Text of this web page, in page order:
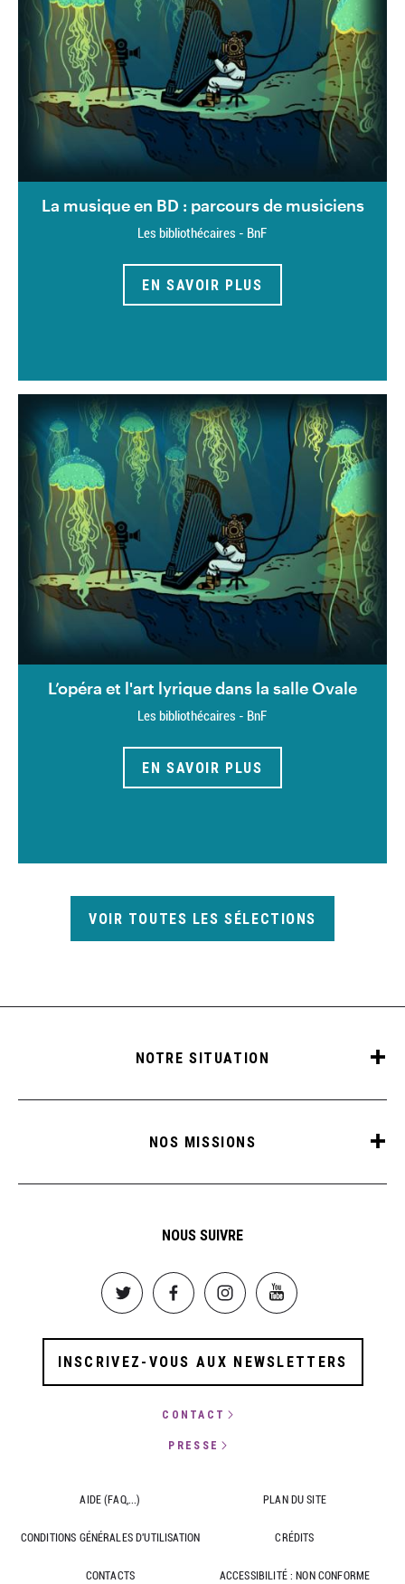
La musique en BD : parcours de musiciens
Les bibliothécaires - BnF
EN SAVOIR PLUS
L’opéra et l'art lyrique dans la salle Ovale
Les bibliothécaires - BnF
EN SAVOIR PLUS
VOIR TOUTES LES SÉLECTIONS
NOTRE SITUATION
NOS MISSIONS
NOUS SUIVRE
Image Image Image Image
INSCRIVEZ-VOUS AUX NEWSLETTERS
CONTACT
PRESSE
AIDE (FAQ,...) PLAN DU SITE
CONDITIONS GÉNÉRALES D'UTILISATION CRÉDITS
CONTACTS ACCESSIBILITÉ : NON CONFORME